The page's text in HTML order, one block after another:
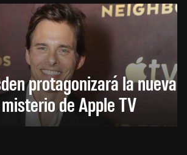
protagonizará la nueva
de Apple TV